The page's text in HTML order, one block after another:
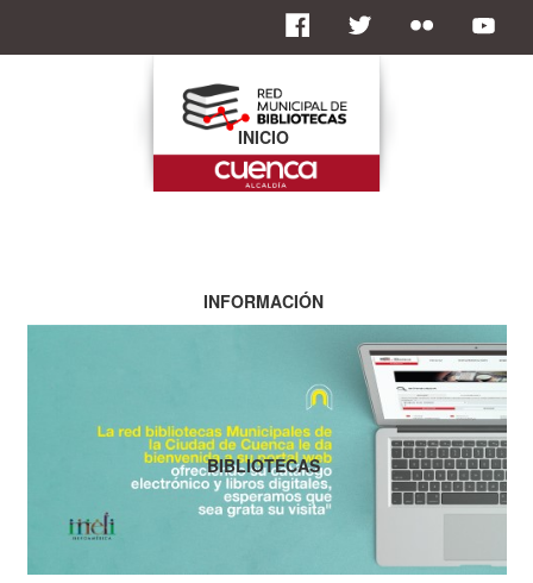
INICIO
INFORMACIÓN
BIBLIOTECAS